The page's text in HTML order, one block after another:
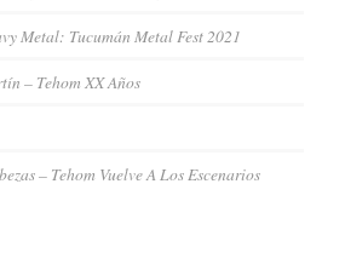
Metal: Tucumán Metal Fest 2021
– Tehom XX Años
– Tehom Vuelve A Los Escenarios